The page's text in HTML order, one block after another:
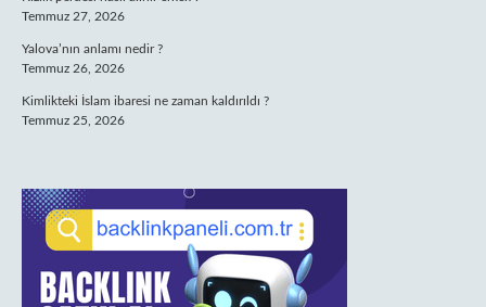
Temmuz 27, 2026
Yalova’nın anlamı nedir ?
Temmuz 26, 2026
Kimlikteki İslam ibaresi ne zaman kaldırıldı ?
Temmuz 25, 2026